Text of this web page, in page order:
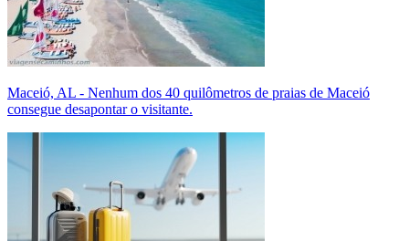
Maceió, AL - Nenhum dos 40 quilômetros de praias de Maceió
consegue desapontar o visitante.